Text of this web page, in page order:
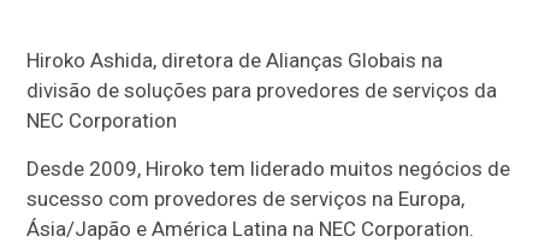
Hiroko Ashida, diretora de Alianças Globais na
divisão de soluções para provedores de serviços da
NEC Corporation
Desde 2009, Hiroko tem liderado muitos negócios de
sucesso com provedores de serviços na Europa,
Ásia/Japão e América Latina na NEC Corporation.